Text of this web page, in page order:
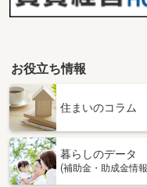
お役立ち情報
住まいのコラム
暮らしのデータ
(補助金・助成金情